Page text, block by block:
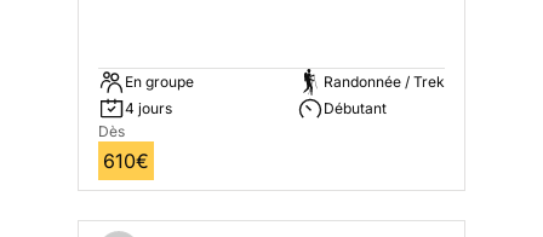
En groupe
4 jours
Randonnée / Trek
Débutant
Dès
610€